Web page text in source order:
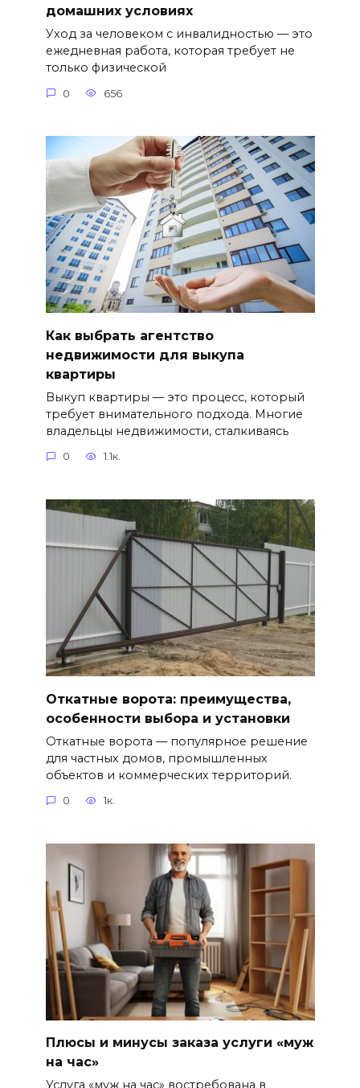
домашних условиях
Уход за человеком с инвалидностью — это
ежедневная работа, которая требует не
только физической
0 656
Как выбрать агентство
недвижимости для выкупа
квартиры
Выкуп квартиры — это процесс, который
требует внимательного подхода. Многие
владельцы недвижимости, сталкиваясь
0 1.1к.
Откатные ворота: преимущества,
особенности выбора и установки
Откатные ворота — популярное решение
для частных домов, промышленных
объектов и коммерческих территорий.
0 1к.
Плюсы и минусы заказа услуги «муж
на час»
Услуга «муж на час» востребована в